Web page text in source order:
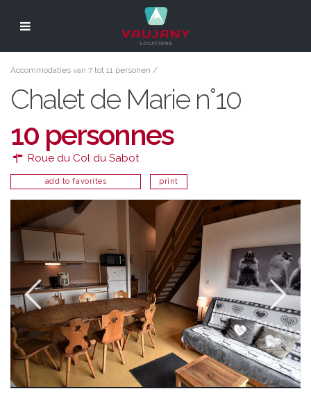
Accommodaties van 7 tot 11 personen /
Chalet de Marie n°10
10 personnes
Roue du Col du Sabot
add to favorites print